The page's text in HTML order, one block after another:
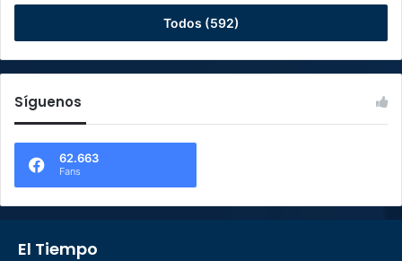
Todos (592)
Síguenos
62.663
Fans
El Tiempo